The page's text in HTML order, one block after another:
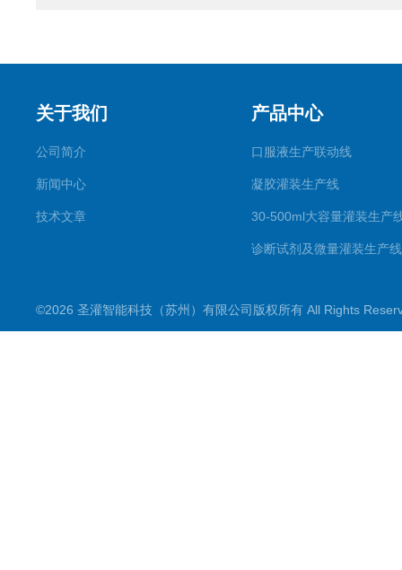
关于我们
公司简介
新闻中心
技术文章
产品中心
口服液生产联动线
凝胶灌装生产线
30-500ml大容量灌装生产
诊断试剂及微量灌装生产线
喷雾剂生产线
©2026 圣灌智能科技（苏州）有限公司版权所有 All Rights